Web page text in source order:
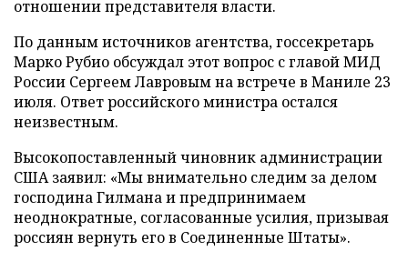
отношении представителя власти.
По данным источников агентства, госсекретарь
Марко Рубио обсуждал этот вопрос с главой МИД
России Сергеем Лавровым на встрече в Маниле 23
июля. Ответ российского министра остался
неизвестным.
Высокопоставленный чиновник администрации
США заявил: «Мы внимательно следим за делом
господина Гилмана и предпринимаем
неоднократные, согласованные усилия, призывая
россиян вернуть его в Соединенные Штаты».